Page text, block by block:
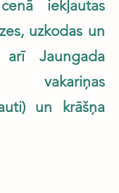
iekļautas
s, uzkodas un
Jaungada
vakariņas
un krāšņa